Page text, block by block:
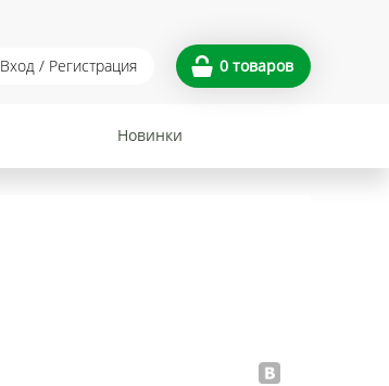
Вход / Регистрация 0 товаров
Новинки